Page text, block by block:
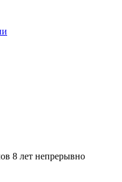
8 лет непрерывно